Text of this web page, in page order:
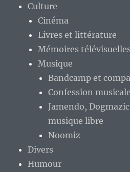
Culture
Cinéma
Livres et littérature
Mémoires
Musique
Bandcamp et
Confession
Jamendo,
musique libre
Noomiz
Divers
Humour